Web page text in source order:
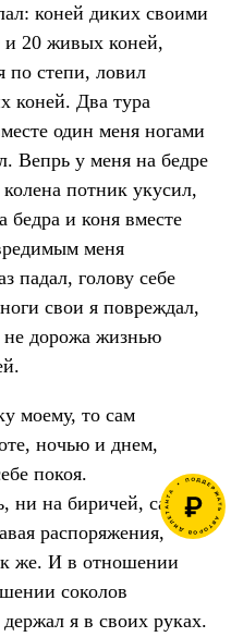
коней диких своими
и 20 живых коней,
по степи, ловил
коней. Два тура
один меня ногами
Вепрь у меня на бедре
потник укусил,
бедра и коня вместе
меня
падал, голову себе
свои я повреждал,
не дорожа жизнью
моему, то сам
ночью и днем,
покоя.
ни на биричей, сам
распоряжения,
же. И в отношении
соколов
я в своих руках.